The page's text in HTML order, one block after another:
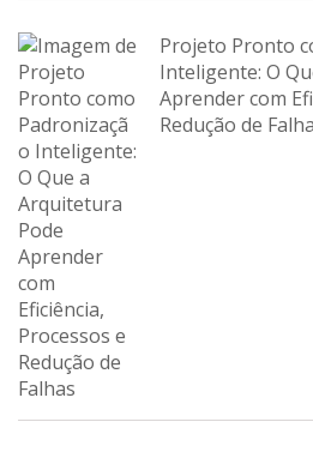
Projeto Pronto
Inteligente: O
Aprender com
Redução de